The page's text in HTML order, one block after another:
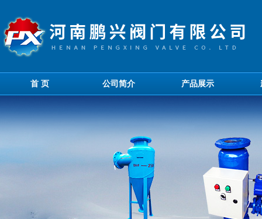
首 页 公司简介 产品展示